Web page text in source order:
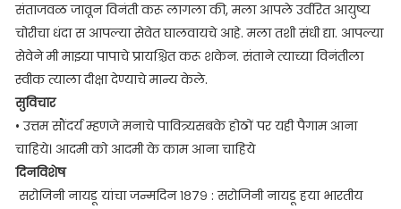
संताजवळ जावून विनंती करू लागला की, मला आपले उर्वरित आयुष्य
चोरीचा धंदा स आपल्या सेवेत घालवायचे आहे. मला तशी संधी द्या. आपल्या
सेवेने मी माझ्या पापाचे प्रायश्चित करू शकेन. संताने त्याच्या विनंतीला
स्वीक त्याला दीक्षा देण्याचे मान्य केले.
सुविचार
• उत्तम सौंदर्य म्हणजे मनाचे पावित्र्यसबके होठों पर यही पैगाम आना
चाहिये। आदमी को आदमी के काम आना चाहिये
दिनविशेष
सरोजिनी नायडू यांचा जन्मदिन १८७९ : सरोजिनी नायडू हया भारतीय